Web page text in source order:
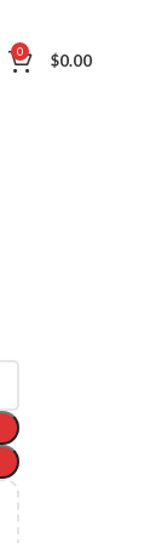
0 $0.00